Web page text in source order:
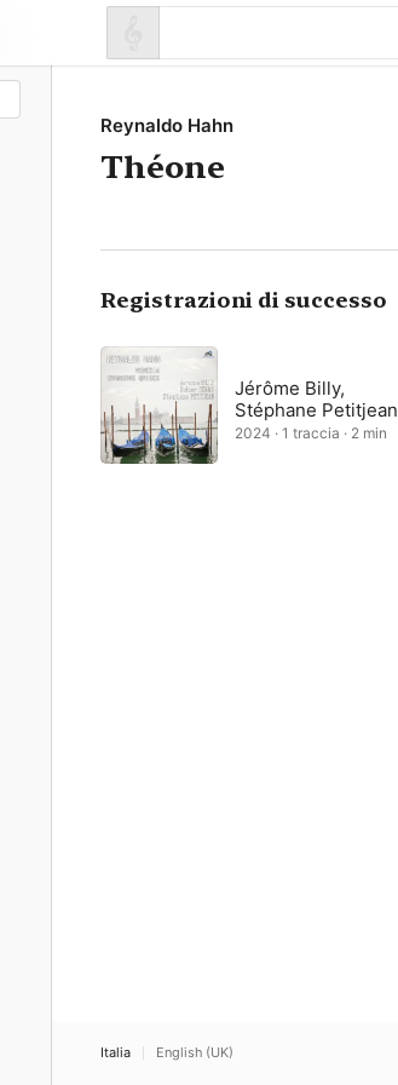
Reynaldo Hahn
Théone
Registrazioni di successo
Jérôme Billy,
Stéphane Petitjean
2024 · 1 traccia · 2 min
Italia English (UK)